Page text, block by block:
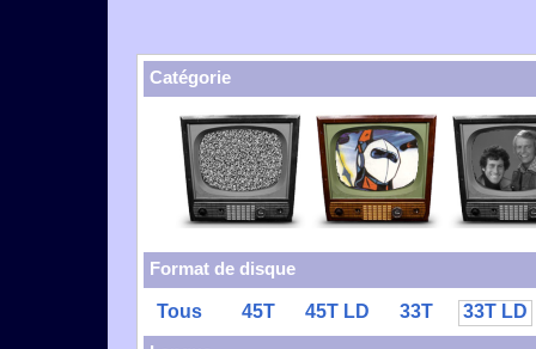
Catégorie
Format de disque
Tous 45T 45T LD 33T
33T LD